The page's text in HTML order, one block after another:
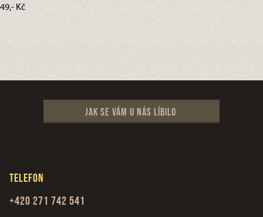
49,- Kč
Jak se vám u nás líbilo
Telefon
+420 271 742 541